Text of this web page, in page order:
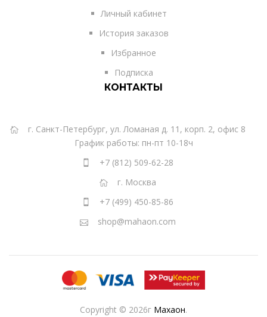
Личный кабинет
История заказов
Избранное
Подписка
КОНТАКТЫ
г. Санкт-Петербург, ул. Ломаная д. 11, корп. 2, офис 8
График работы: пн-пт 10-18ч
+7 (812) 509-62-28
г. Москва
+7 (499) 450-85-86
shop@mahaon.com
Copyright © 2026г Махаон.